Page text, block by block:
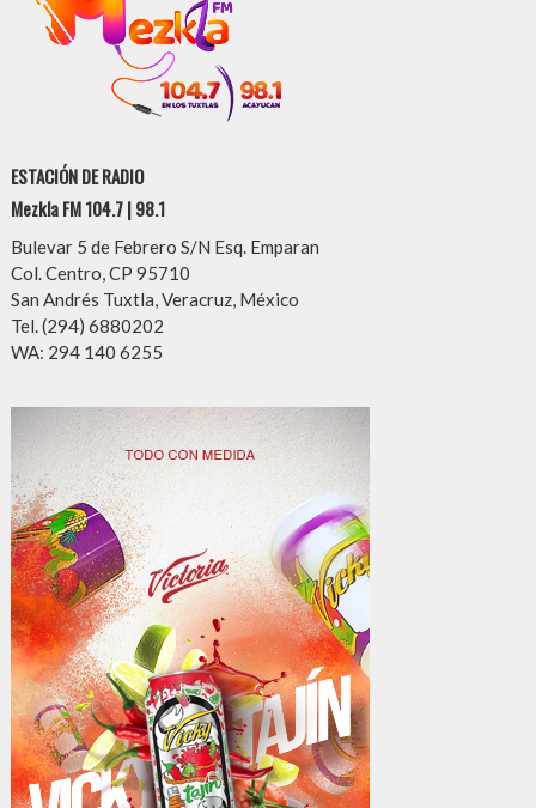
ESTACIÓN DE RADIO
Mezkla FM 104.7 | 98.1
Bulevar 5 de Febrero S/N Esq. Emparan
Col. Centro, CP 95710
San Andrés Tuxtla, Veracruz, México
Tel. (294) 6880202
WA: 294 140 6255